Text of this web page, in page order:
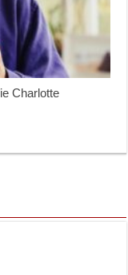
Charlotte